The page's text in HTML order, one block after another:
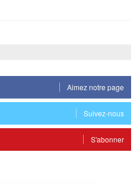
Aimez notre page
Suivez-nous
S'abonner